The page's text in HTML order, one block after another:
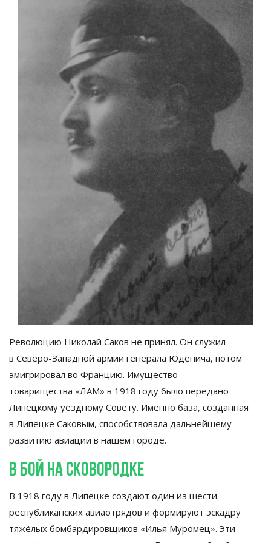
Революцию Николай Саков не принял. Он служил
в Северо-Западной армии генерала Юденича, потом
эмигрировал во Францию. Имущество
товарищества «ЛАМ» в 1918 году было передано
Липецкому уездному Совету. Именно база, созданная
в Липецке Саковым, способствовала дальнейшему
развитию авиации в нашем городе.
В бой насковородке
В 1918 году в Липецке создают один из шести
республиканских авиаотрядов и формируют эскадру
тяжёлых бомбардировщиков «Илья Муромец». Эти